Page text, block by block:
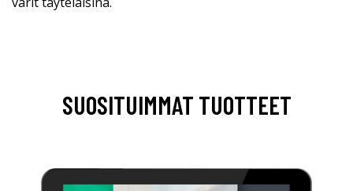
SUOSITUIMMAT TUOTTEET